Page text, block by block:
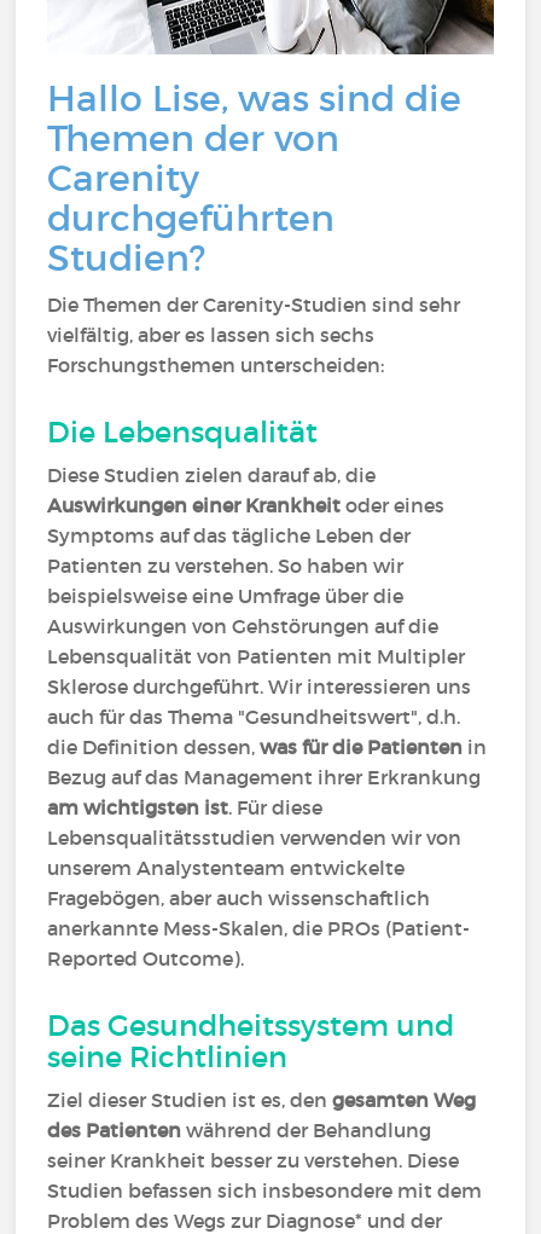
Hallo Lise, was sind die
Themen der von
Carenity
durchgeführten
Studien?
Die Themen der Carenity-Studien sind sehr
vielfältig, aber es lassen sich sechs
Forschungsthemen unterscheiden:
Die Lebensqualität
Diese Studien zielen darauf ab, die
Auswirkungen einer Krankheit oder eines
Symptoms auf das tägliche Leben der
Patienten zu verstehen. So haben wir
beispielsweise eine Umfrage über die
Auswirkungen von Gehstörungen auf die
Lebensqualität von Patienten mit Multipler
Sklerose durchgeführt. Wir interessieren uns
auch für das Thema "Gesundheitswert", d.h.
die Definition dessen,was für die Patienten in
Bezug auf das Management ihrer Erkrankung
am wichtigsten ist. Für diese
Lebensqualitätsstudien verwenden wir von
unserem Analystenteam entwickelte
Fragebögen, aber auch wissenschaftlich
anerkannte Mess-Skalen, die PROs (Patient-
Reported Outcome).
Das Gesundheitssystem und
seine Richtlinien
Ziel dieser Studien ist es, dengesamten Weg
des Patienten während der Behandlung
seiner Krankheit besser zu verstehen. Diese
Studien befassen sich insbesondere mit dem
Problem des Wegs zur Diagnose* und der